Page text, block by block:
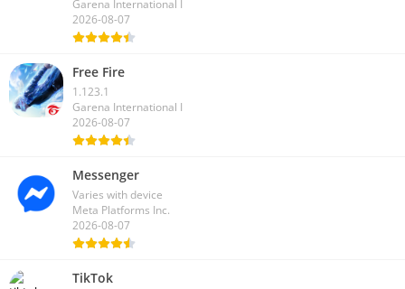
Garena International I
2026-08-07
Free Fire
1.123.1
Garena International I
2026-08-07
Messenger
Varies with device
Meta Platforms Inc.
2026-08-07
TikTok